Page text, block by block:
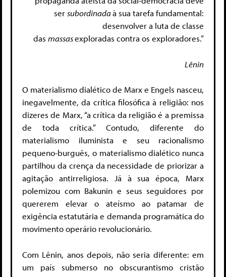
sersubordinadaà sua tarefa fundamental:
desenvolver a luta de classe
das massasexploradas contra os exploradores.”
Lênin
O materialismo dialético de Marx e Engels nasceu,
inegavelmente, da crítica filosófica à religião: nos
dizeres de Marx, “a crítica da religião é a premissa
de toda crítica.” Contudo, diferente do
materialismo iluminista e seu racionalismo
pequeno-burguês, o materialismo dialético nunca
partilhou da crença da necessidade de priorizar a
agitação antirreligiosa. Já à sua época, Marx
polemizou com Bakunin e seus seguidores por
quererem elevar o ateísmo ao patamar de
exigência estatutária e demanda programática do
movimento operário revolucionário.
Com Lênin, anos depois, não seria diferente: em
um país submerso no obscurantismo cristão